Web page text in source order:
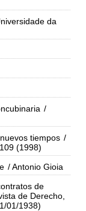
da
/
tiempos /
(1998)
/ Antonio Gioia
de
de Derecho,
01/1938)